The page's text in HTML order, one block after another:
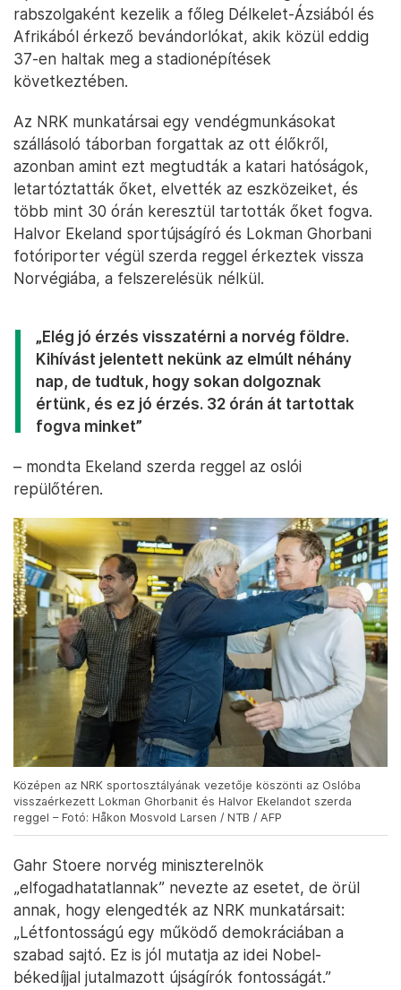
rabszolgaként kezelik a főleg Délkelet-Ázsiából és
Afrikából érkező bevándorlókat, akik közül eddig
37-en haltak meg a stadionépítések
következtében.
Az NRK munkatársai egy vendégmunkásokat
szállásoló táborban forgattak az ott élőkről,
azonban amint ezt megtudták a katari hatóságok,
letartóztatták őket, elvették az eszközeiket, és
több mint 30 órán keresztül tartották őket fogva.
Halvor Ekeland sportújságíró és Lokman Ghorbani
fotóriporter végül szerda reggel érkeztek vissza
Norvégiába, a felszerelésük nélkül.
„Elég jó érzés visszatérni a norvég földre.
Kihívást jelentett nekünk az elmúlt néhány
nap, de tudtuk, hogy sokan dolgoznak
értünk, és ez jó érzés. 32 órán át tartottak
fogva minket”
– mondta Ekeland szerda reggel az oslói
repülőtéren.
Középen az NRK sportosztályának vezetője köszönti az Oslóba
visszaérkezett Lokman Ghorbanit és Halvor Ekelandot szerda
reggel – Fotó: Håkon Mosvold Larsen / NTB / AFP
Gahr Stoere norvég miniszterelnök
„elfogadhatatlannak” nevezte az esetet, de örül
annak, hogy elengedték az NRK munkatársait:
„Létfontosságú egy működő demokráciában a
szabad sajtó. Ez is jól mutatja az idei Nobel-
békedíjjal jutalmazott újságírók fontosságát.”